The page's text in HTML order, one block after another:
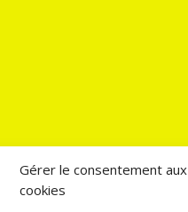
Gérer le consentement aux
cookies